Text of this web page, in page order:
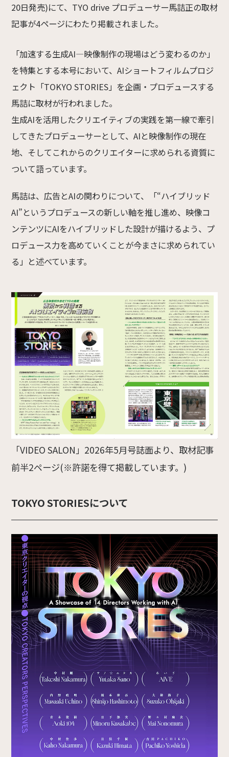
20日発売)にて、TYO drive プロデューサー馬詰正の取材
記事が4ページにわたり掲載されました。
「加速する生成AI—映像制作の現場はどう変わるのか」
を特集とする本号において、AIショートフィルムプロジ
ェクト「TOKYO STORIES」を企画・プロデュースする
馬詰に取材が行われました。
生成AIを活用したクリエイティブの実践を第一線で牽引
してきたプロデューサーとして、AIと映像制作の現在
地、そしてこれからのクリエイターに求められる資質に
ついて語っています。
馬詰は、広告とAIの関わりについて、「“ハイブリッド
AI”というプロデュースの新しい軸を推し進め、映像コ
ンテンツにAIをハイブリッドした設計が描けるよう、プ
ロデュース力を高めていくことが今まさに求められてい
る」と述べています。
「VIDEO SALON」2026年5月号誌面より、取材記事
前半2ページ(※許諾を得て掲載しています。)
TOKYO STORIESについて